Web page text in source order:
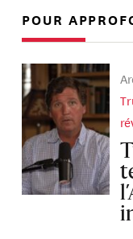
POUR